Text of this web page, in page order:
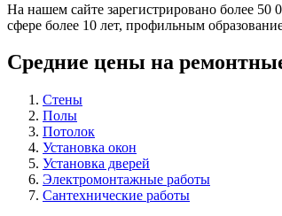
На нашем сайте зарегистрировано более
сфере более 10 лет, профильным
Средние цены на
Стены
Полы
Потолок
Установка окон
Установка дверей
Электромонтажные работы
Сантехнические работы